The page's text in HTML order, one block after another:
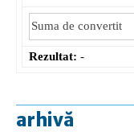
Rezultat: -
arhivă